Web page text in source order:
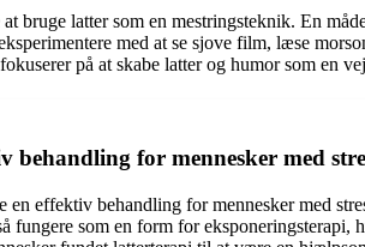
bruge latter som en mestringsteknik. En
med at se sjove film, læse
på at skabe latter og humor som en
for mennesker med
effektiv behandling for mennesker med
fungere som en form for